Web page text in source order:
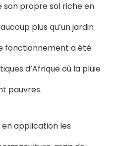
son propre sol riche en
plus qu’un jardin
fonctionnement a été
d’Afrique où la pluie
pauvres.
application les